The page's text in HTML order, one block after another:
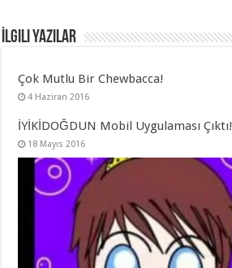
İlgili Yazılar
Çok Mutlu Bir Chewbacca!
4 Haziran 2016
İYİKİDOĞDUN Mobil Uygulaması Çıktı!
18 Mayıs 2016